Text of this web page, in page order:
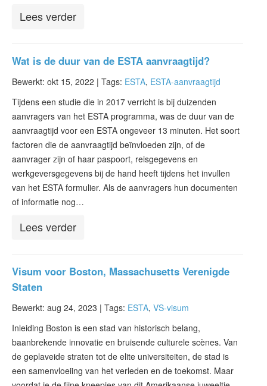
Lees verder
Wat is de duur van de ESTA aanvraagtijd?
Bewerkt: okt 15, 2022 | Tags: ESTA, ESTA-aanvraagtijd
Tijdens een studie die in 2017 verricht is bij duizenden
aanvragers van het ESTA programma, was de duur van de
aanvraagtijd voor een ESTA ongeveer 13 minuten. Het soort
factoren die de aanvraagtijd beïnvloeden zijn, of de
aanvrager zijn of haar paspoort, reisgegevens en
werkgeversgegevens bij de hand heeft tijdens het invullen
van het ESTA formulier. Als de aanvragers hun documenten
of informatie nog…
Lees verder
Visum voor Boston, Massachusetts Verenigde
Staten
Bewerkt: aug 24, 2023 | Tags: ESTA, VS-visum
Inleiding Boston is een stad van historisch belang,
baanbrekende innovatie en bruisende culturele scènes. Van
de geplaveide straten tot de elite universiteiten, de stad is
een samenvloeiing van het verleden en de toekomst. Maar